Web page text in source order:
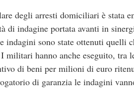
degli arresti domiciliari è stata
di indagine portata avanti in
indagini sono state ottenuti quelli
militari hanno anche eseguito, tra
di beni per milioni di euro
di garanzia le indagini